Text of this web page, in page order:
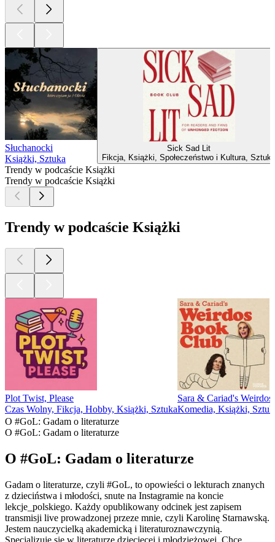
Słuchanocki
Książki, Sztuka
Sick Sad Lit
Fikcja, Książki, Społeczeństwo i Kultura, Sztuka
Trendy w podcaście Książki
Trendy w podcaście Książki
Trendy w podcaście Książki
Plot Twist, Please
Czas Wolny, Fikcja, Hobby, Książki, Sztuka
Sara & Cariad's
Komedia, Książki,
O #GoL: Gadam o literaturze
O #GoL: Gadam o literaturze
O #GoL: Gadam o literaturze
Gadam o literaturze, czyli #GoL, to opowieści o lekturach znanych
z dzieciństwa i młodości, snute na Instagramie na koncie
lekcje_polskiego. Każdy opublikowany odcinek jest zapisem
transmisji live prowadzonej przeze mnie, czyli Karolinę Starnawską.
Jestem nauczycielką akademicką i literaturoznawczynią.
Specjalizuję się w literaturze dziecięcej i młodzieżowej. Chcę